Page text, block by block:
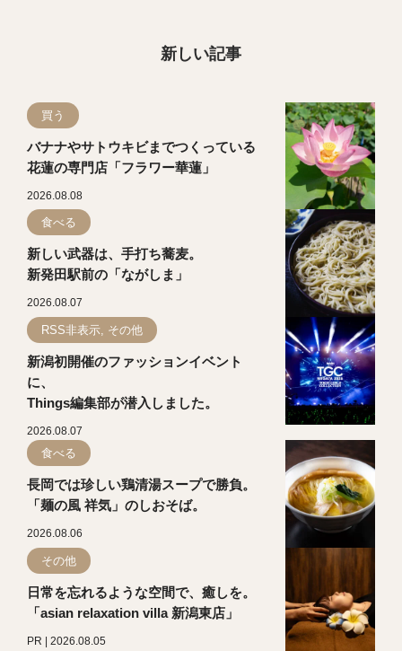
新しい記事
買う
バナナやサトウキビまでつくっている
花蓮の専門店「フラワー華蓮」
2026.08.08
食べる
新しい武器は、手打ち蕎麦。
新発田駅前の「ながしま」
2026.08.07
RSS非表示, その他
新潟初開催のファッションイベント
に、
Things編集部が潜入しました。
2026.08.07
食べる
長岡では珍しい鶏清湯スープで勝負。
「麺の風 祥気」のしおそば。
2026.08.06
その他
日常を忘れるような空間で、癒しを。
「asian relaxation villa 新潟東店」
PR | 2026.08.05